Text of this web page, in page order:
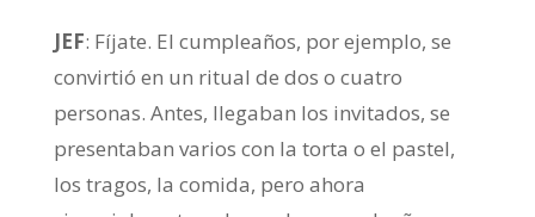
JEF: Fíjate. El cumpleaños, por ejemplo, se
convirtió en un ritual de dos o cuatro
personas. Antes, llegaban los invitados, se
presentaban varios con la torta o el pastel,
los tragos, la comida, pero ahora